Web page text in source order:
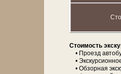
Сто­и­мость
• Проезд
•
• Об­зор­ная